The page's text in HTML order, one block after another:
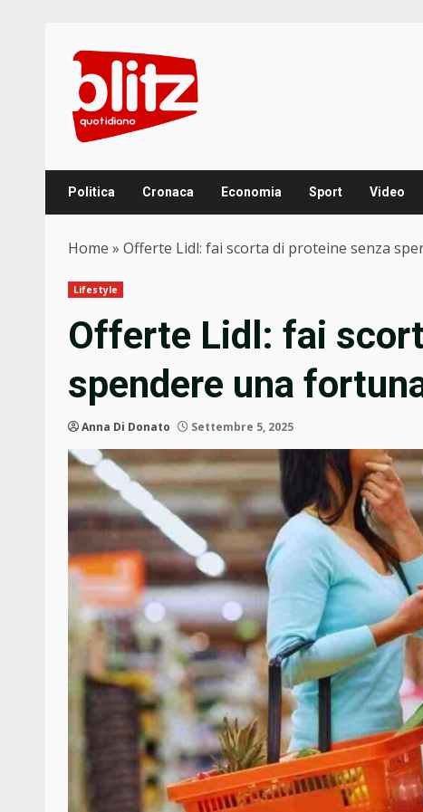
content
Politica Cronaca Economia Sport Video
Home » Offerte Lidl: fai scorta di proteine senza
Lifestyle
Offerte Lidl: fai
spendere una
Anna Di Donato Settembre 5, 2025